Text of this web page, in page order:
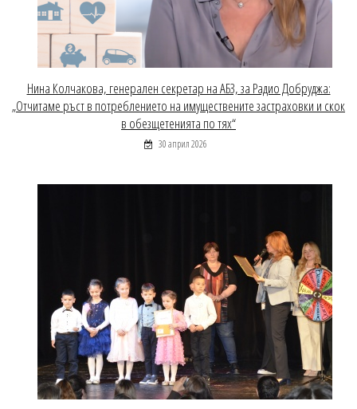
Нина Колчакова, генерален секретар на АБЗ, за Радио Добруджа:
„Отчитаме ръст в потреблението на имуществените застраховки и скок
в обезщетенията по тях“
30 април 2026